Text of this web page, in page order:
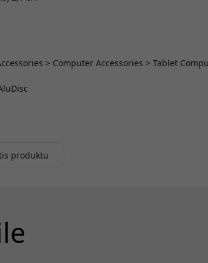
> Computer Accessories > Tablet
produktu